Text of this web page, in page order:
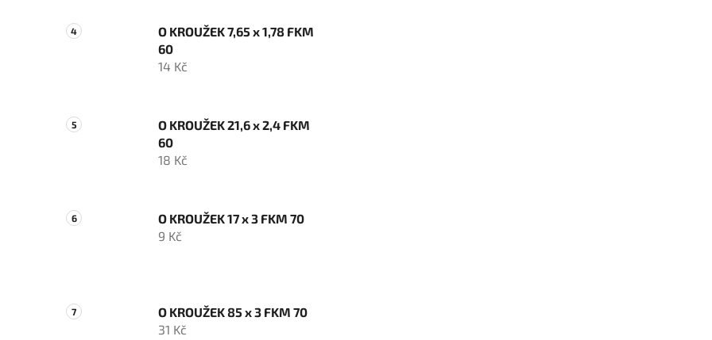
O KROUŽEK 7,65 x 1,78 FKM
60
14 Kč
O KROUŽEK 21,6 x 2,4 FKM
60
18 Kč
O KROUŽEK 17 x 3 FKM 70
9 Kč
O KROUŽEK 85 x 3 FKM 70
31 Kč